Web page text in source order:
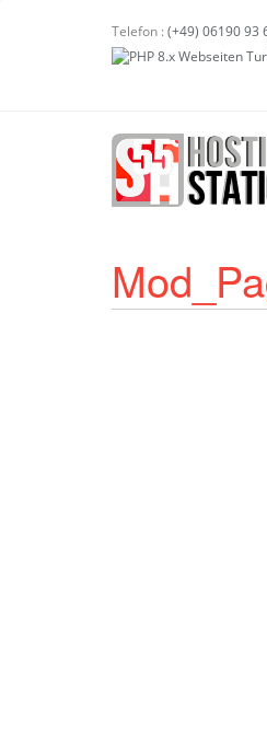
Telefon : (+49) 06190 93